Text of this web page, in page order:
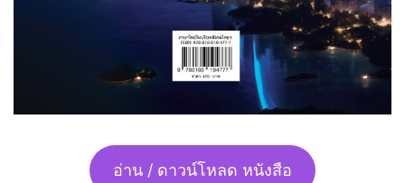
อ่าน / ดาวน์โหลด หนังสือ